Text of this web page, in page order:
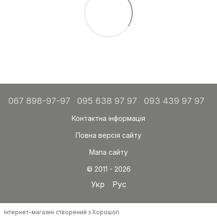
067 898-97-97 095 638 97 97 093 439 97 97
Контактна інформація
Повна версія сайту
Мапа сайту
© 2011 - 2026
Укр Рус
Інтернет-магазин створений з Хорошоп